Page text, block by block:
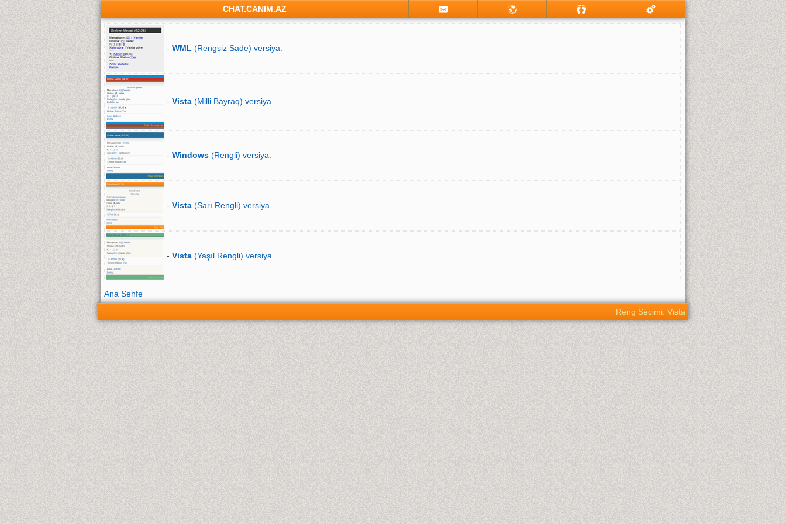
CHAT.CANIM.AZ
- WML (Rengsiz Sade) versiya.
- Vista (Milli Bayraq) versiya.
- Windows (Rengli) versiya.
- Vista (Sarı Rengli) versiya.
- Vista (Yaşıl Rengli) versiya.
Ana Sehfe
Reng Secimi: Vista